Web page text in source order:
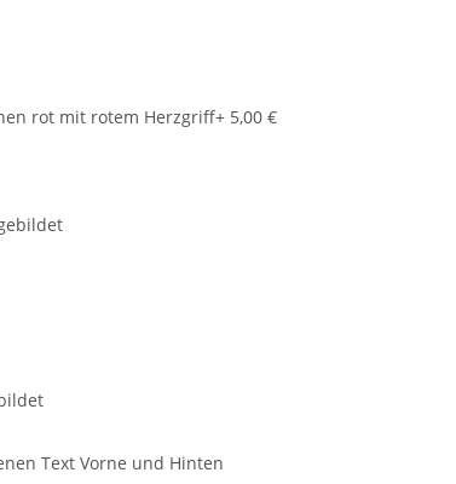
rot mit rotem Herzgriff+ 5,00 €